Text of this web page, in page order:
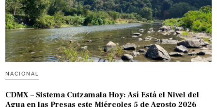
NACIONAL
CDMX – Sistema Cutzamala Hoy: Así Está el Nivel del
Agua en las Presas este Miércoles 5 de Agosto 2026